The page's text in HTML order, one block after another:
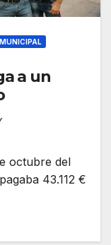
a un
octubre del
43.112 €